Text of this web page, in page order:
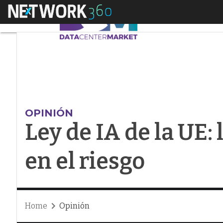
Menú
OPINIÓN
Ley de IA de la
en el riesgo
Home Opinión